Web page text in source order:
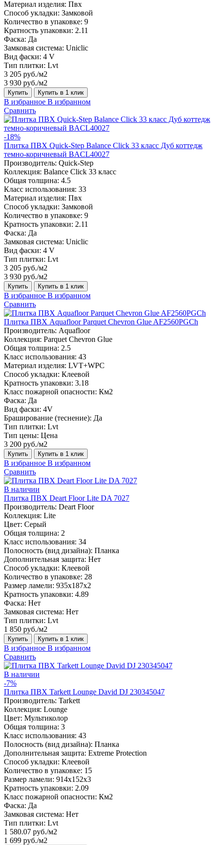
Материал изделия: Пвх
Способ укладки: Замковой
Количество в упаковке: 9
Кратность упаковки: 2.11
Фаска: Да
Замковая система: Uniclic
Вид фаски: 4 V
Тип плитки: Lvt
3 205 руб./м2
3 930 руб./м2
Купить Купить в 1 клик
В избранное В избранном
Сравнить
-18%
Плитка ПВХ Quick-Step Balance Click 33 класс Дуб коттедж
темно-коричневый BACL40027
Производитель: Quick-Step
Коллекция: Balance Click 33 класс
Общая толщина: 4.5
Класс использования: 33
Материал изделия: Пвх
Способ укладки: Замковой
Количество в упаковке: 9
Кратность упаковки: 2.11
Фаска: Да
Замковая система: Uniclic
Вид фаски: 4 V
Тип плитки: Lvt
3 205 руб./м2
3 930 руб./м2
Купить Купить в 1 клик
В избранное В избранном
Сравнить
Плитка ПВХ Aquafloor Parquet Chevron Glue AF2560PGCh
Производитель: Aquafloor
Коллекция: Parquet Chevron Glue
Общая толщина: 2.5
Класс использования: 43
Материал изделия: LVT+WPC
Способ укладки: Клеевой
Кратность упаковки: 3.18
Класс пожарной опасности: Км2
Фаска: Да
Вид фаски: 4V
Браширование (теснение): Да
Тип плитки: Lvt
Тип цены: Цена
3 200 руб./м2
Купить Купить в 1 клик
В избранное В избранном
Сравнить
В наличии
Плитка ПВХ Deart Floor Lite DA 7027
Производитель: Deart Floor
Коллекция: Lite
Цвет: Серый
Общая толщина: 2
Класс использования: 34
Полосность (вид дизайна): Планка
Дополнительная защита: Нет
Способ укладки: Клеевой
Количество в упаковке: 28
Размер ламели: 935x187x2
Кратность упаковки: 4.89
Фаска: Нет
Замковая система: Нет
Тип плитки: Lvt
1 850 руб./м2
Купить Купить в 1 клик
В избранное В избранном
Сравнить
В наличии
-7%
Плитка ПВХ Tarkett Lounge David DJ 230345047
Производитель: Tarkett
Коллекция: Lounge
Цвет: Мультиколор
Общая толщина: 3
Класс использования: 43
Полосность (вид дизайна): Планка
Дополнительная защита: Extreme Protection
Способ укладки: Клеевой
Количество в упаковке: 15
Размер ламели: 914x152x3
Кратность упаковки: 2.09
Класс пожарной опасности: Км2
Фаска: Да
Замковая система: Нет
Тип плитки: Lvt
1 580.07 руб./м2
1 699 руб./м2